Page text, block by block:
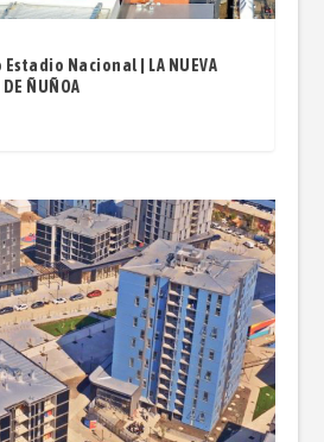
Nacional | LA NUEVA
DE ÑUÑOA